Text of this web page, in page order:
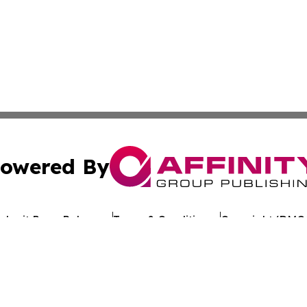
By
Press Release Terms & Conditions Copyright/